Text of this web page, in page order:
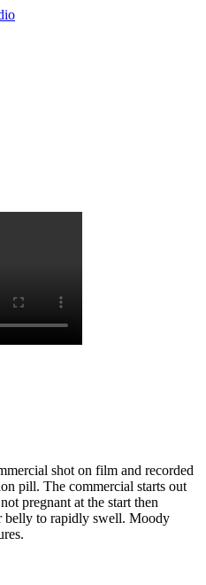
shot on film and recorded
pill. The commercial starts out
pregnant at the start then
belly to rapidly swell. Moody